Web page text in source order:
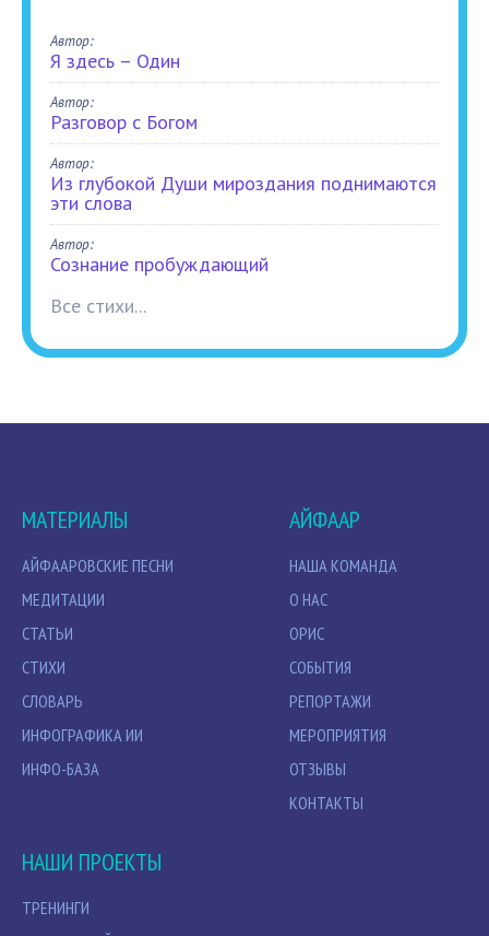
Автор:
Я здесь – Один
Автор:
Разговор с Богом
Автор:
Из глубокой Души мироздания поднимаются
эти слова
Автор:
Сознание пробуждающий
Все стихи...
МАТЕРИАЛЫ
АЙФААРОВСКИЕ ПЕСНИ
МЕДИТАЦИИ
СТАТЬИ
СТИХИ
СЛОВАРЬ
ИНФОГРАФИКА ИИ
ИНФО-БАЗА
АЙФААР
НАША КОМАНДА
О НАС
ОРИС
СОБЫТИЯ
РЕПОРТАЖИ
МЕРОПРИЯТИЯ
ОТЗЫВЫ
КОНТАКТЫ
НАШИ ПРОЕКТЫ
ТРЕНИНГИ